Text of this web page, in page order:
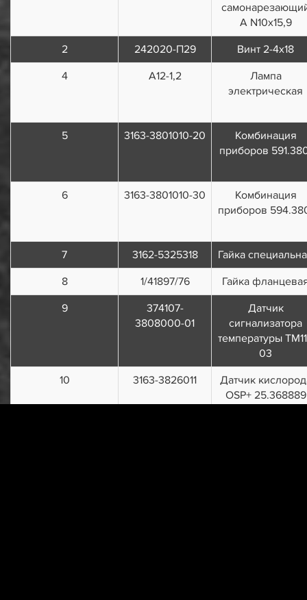
А N10х15,9
2
242020-П29
Винт 2-4х18
4
А12-1,2
Лампа
электрическая
5 3163-3801010-20
Комбинация
приборов
6 3163-3801010-30
Комбинация
приборов
7 3162-5325318
Гайка
8
1/41897/76
Гайка
9
374107-
3808000-01
Датчик
сигнализатора
температуры
03
10
3163-3826011
Датчик
OSP+ 25.368889